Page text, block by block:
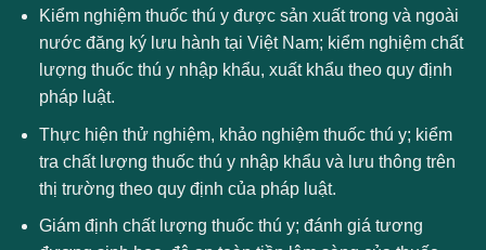
Kiểm nghiệm thuốc thú y được sản xuất trong và ngoài
nước đăng ký lưu hành tại Việt Nam; kiểm nghiệm chất
lượng thuốc thú y nhập khẩu, xuất khẩu theo quy định
pháp luật.
Thực hiện thử nghiệm, khảo nghiệm thuốc thú y; kiểm
tra chất lượng thuốc thú y nhập khẩu và lưu thông trên
thị trường theo quy định của pháp luật.
Giám định chất lượng thuốc thú y; đánh giá tương